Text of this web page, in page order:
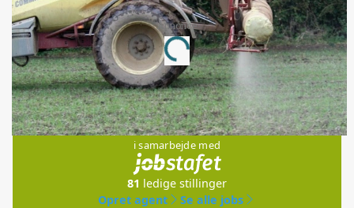
Annonce
Loading...
Jobs
i samarbejde med
81 ledige stillinger
Opret agent
Se alle jobs